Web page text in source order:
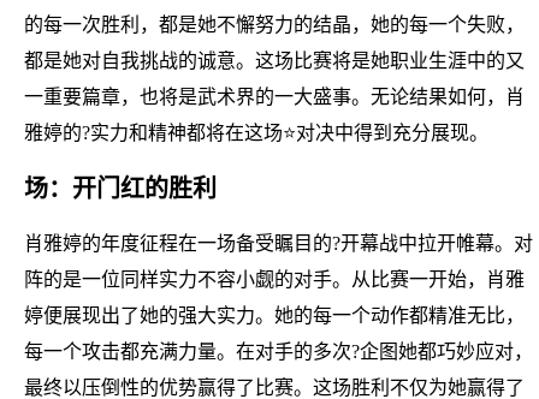
的每一次胜利，都是她不懈努力的结晶，她的每一个失败，
都是她对自我挑战的诚意。这场比赛将是她职业生涯中的又
一重要篇章，也将是武术界的一大盛事。无论结果如何，肖
雅婷的?实力和精神都将在这场⭐对决中得到充分展现。
场：开门红的胜利
肖雅婷的年度征程在一场备受瞩目的?开幕战中拉开帷幕。对
阵的是一位同样实力不容小觑的对手。从比赛一开始，肖雅
婷便展现出了她的强大实力。她的每一个动作都精准无比，
每一个攻击都充满力量。在对手的多次?企图她都巧妙应对，
最终以压倒性的优势赢得了比赛。这场胜利不仅为她赢得了